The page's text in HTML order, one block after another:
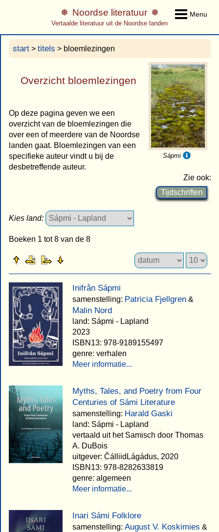
Menu
Noordse literatuur
Vertaalde literatuur uit de Noordse landen
start > titels > bloemlezingen
Sápmi
Overzicht bloemlezingen
Op deze pagina geven we een
overzicht van de bloemlezingen die
over een of meerdere van de Noordse
landen gaat. Bloemlezingen van een
specifieke auteur vindt u bij de
desbetreffende auteur.
Zie ook:
Tijdschriften
Kies land:
Boeken 1 tot 8 van de 8
Inifrån Sápmi
samenstelling: Patricia Fjellgren &
Malin Nord
land: Sápmi - Lapland
2023
ISBN13: 978-9189155497
genre: verhalen
Meer informatie...
Myths, Tales, and Poetry from Four
Centuries of Sámi Literature
samenstelling: Harald Gaski
land: Sápmi - Lapland
vertaald uit het Samisch door Thomas
A. DuBois
uitgever: ČálliidLágádus, 2020
ISBN13: 978-8282633819
genre: algemeen
Meer informatie...
Inari Sámi Folklore
samenstelling: August V. Koskimies &